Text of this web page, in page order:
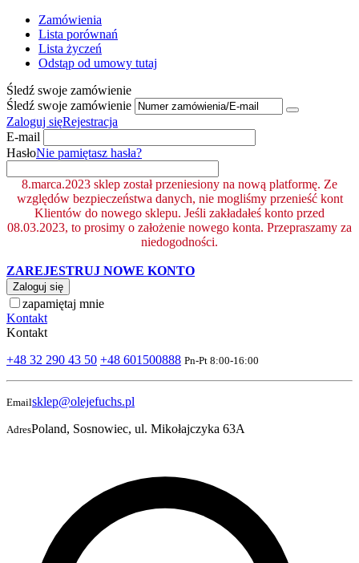
Zamówienia
Lista porównań
Lista życzeń
Odstąp od umowy tutaj
Śledź swoje zamówienie
Śledź swoje zamówienie
Zaloguj sięRejestracja
E-mail
HasłoNie pamiętasz hasła?
8.marca.2023 sklep został przeniesiony na nową platformę. Ze
względów bezpieczeństwa danych, nie mogliśmy przenieść kont
Klientów do nowego sklepu. Jeśli zakładałeś konto przed
08.03.2023, to prosimy o założenie nowego konta. Przepraszamy za
niedogodności.
ZAREJESTRUJ NOWE KONTO
Zaloguj się
zapamiętaj mnie
Kontakt
Kontakt
+48 32 290 43 50 +48 601500888 Pn-Pt 8:00-16:00
Emailsklep@olejefuchs.pl
AdresPoland, Sosnowiec, ul. Mikołajczyka 63A